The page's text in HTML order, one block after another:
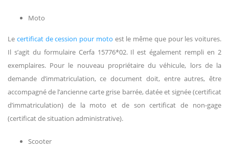
Moto
Le certificat de cession pour moto est le même que pour les voitures.
Il s’agit du formulaire Cerfa 15776*02. Il est également rempli en 2
exemplaires. Pour le nouveau propriétaire du véhicule, lors de la
demande d’immatriculation, ce document doit, entre autres, être
accompagné de l’ancienne carte grise barrée, datée et signée (certificat
d’immatriculation) de la moto et de son certificat de non-gage
(certificat de situation administrative).
Scooter